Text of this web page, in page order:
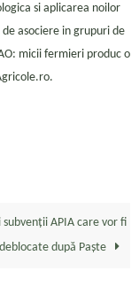
si aplicarea noilor
asociere in grupuri de
micii fermieri produc o
subvenții APIA care vor fi
deblocate după Paște